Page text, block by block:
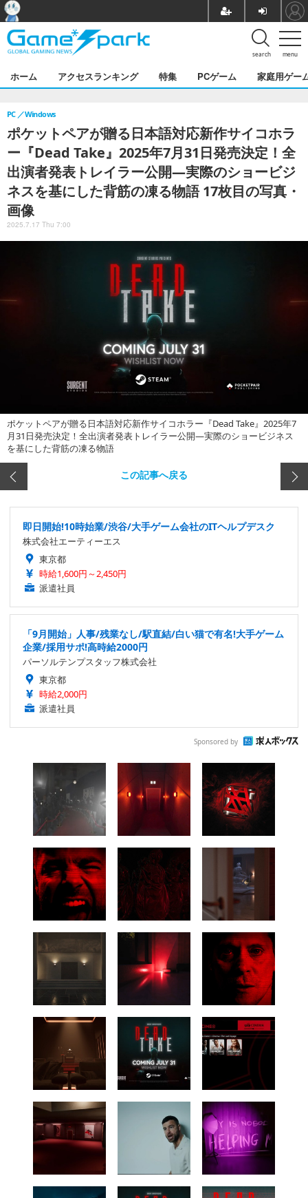
menu
search
ホーム アクセスランキング 特集 PCゲーム 家庭用ゲー
ポケットペアが贈る日本語対応新作サイコホラ
ー『Dead Take』2025年7月31日発売決定！全
出演者発表トレイラー公開―実際のショービジ
ネスを基にした背筋の凍る物語 17枚目の写真・
画像
PC Windows
2025.7.17 Thu 7:00
ポケットペアが贈る日本語対応新作サイコホラー『Dead Take』2025年7
月31日発売決定！全出演者発表トレイラー公開―実際のショービジネス
を基にした背筋の凍る物語
この記事へ戻る
即日開始!10時始業/渋谷/大手ゲーム会社のITヘルプデスク
株式会社エーティーエス
東京都
時給1,600円～2,450円
派遣社員
「9月開始」人事/残業なし/駅直結/白い猫で有名!大手ゲーム
企業/採用サポ!高時給2000円
パーソルテンプスタッフ株式会社
東京都
時給2,000円
派遣社員
Sponsored by